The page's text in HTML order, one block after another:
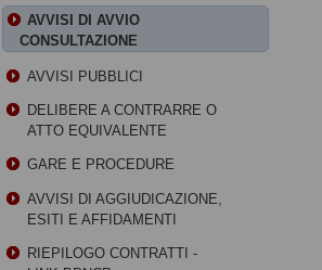
AVVISI DI AVVIO
CONSULTAZIONE
AVVISI PUBBLICI
DELIBERE A CONTRARRE O
ATTO EQUIVALENTE
GARE E PROCEDURE
AVVISI DI AGGIUDICAZIONE,
ESITI E AFFIDAMENTI
RIEPILOGO CONTRATTI -